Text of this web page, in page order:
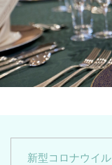
新型コロナウイ